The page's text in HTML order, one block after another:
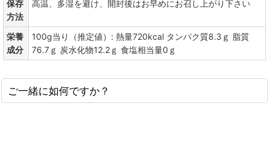
保存
方法
高温、多湿を避け、開封後はお早めにお召し上がり下さい
栄養
成分
100g当り（推定値）: 熱量720kcal タンパク質8.3ｇ 脂質
76.7ｇ 炭水化物12.2ｇ 食塩相当量0ｇ
ご一緒に如何ですか？